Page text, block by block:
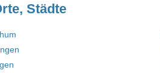
Städte